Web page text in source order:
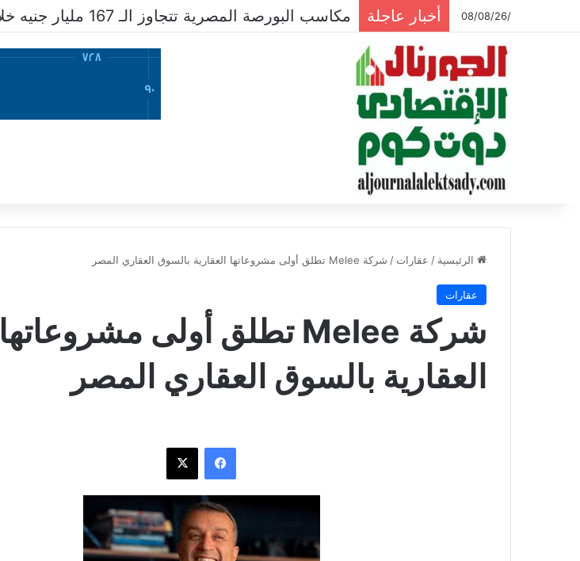
/08/08/26 أخبار عاجلة مكاسب البورصة المصرية تتجاوز الـ 167 مليار جنيه خلال أسبوع
الرئيسية / عقارات / شركة Melee تطلق أولى مشروعاتها العقارية بالسوق العقاري المصر
عقارات
شركة Melee تطلق أولى مشروعاتها
العقارية بالسوق العقاري المصر
فيسبوك ‫X